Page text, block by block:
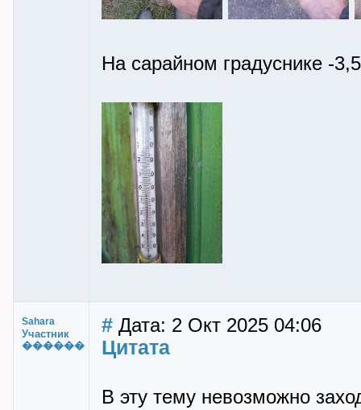
На сарайном градуснике -
Sahara
Участник
������
# Дата: 2 Окт 2025 04:06
Цитата
В эту тему невозможно